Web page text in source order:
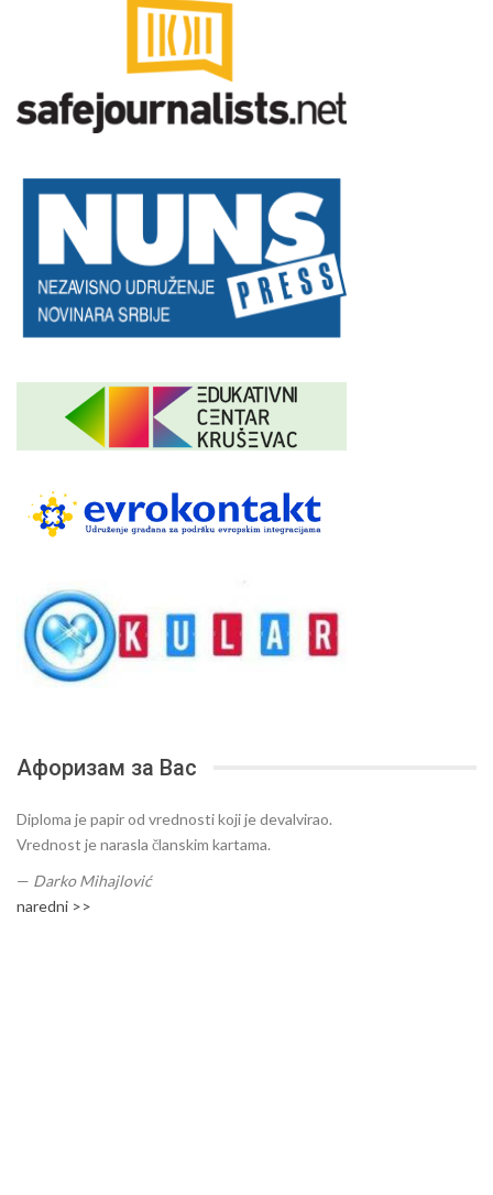
Афоризам за Вас
Diploma je papir od vrednosti koji je devalvirao.
Vrednost je narasla članskim kartama.
— Darko Mihajlović
naredni >>